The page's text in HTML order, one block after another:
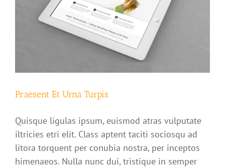
Praesent Et Urna Turpis
Quisque ligulas ipsum, euismod atras vulputate
iltricies etri elit. Class aptent taciti sociosqu ad
litora torquent per conubia nostra, per inceptos
himenaeos. Nulla nunc dui, tristique in semper